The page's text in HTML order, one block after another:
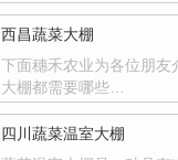
西昌蔬菜大棚
下面穗禾农业为各位朋友
大棚都需要哪些…
四川蔬菜温室大棚